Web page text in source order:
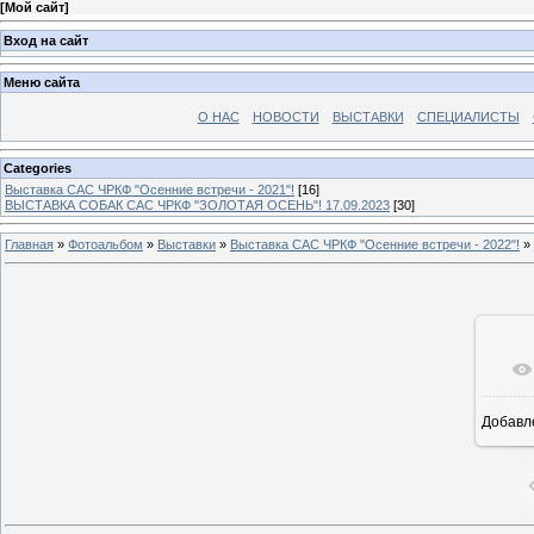
[Мой сайт]
Вход на сайт
Меню сайта
О НАС НОВОСТИ ВЫСТАВКИ СПЕЦИАЛИСТЫ
Categories
Выставка САС ЧРКФ "Осенние встречи - 2021"! [16]
ВЫСТАВКА СОБАК САС ЧРКФ "ЗОЛОТАЯ ОСЕНЬ"! 17.09.2023 [30]
Главная » Фотоальбом » Выставки » Выставка САС ЧРКФ "Осенние встречи - 2022"! »